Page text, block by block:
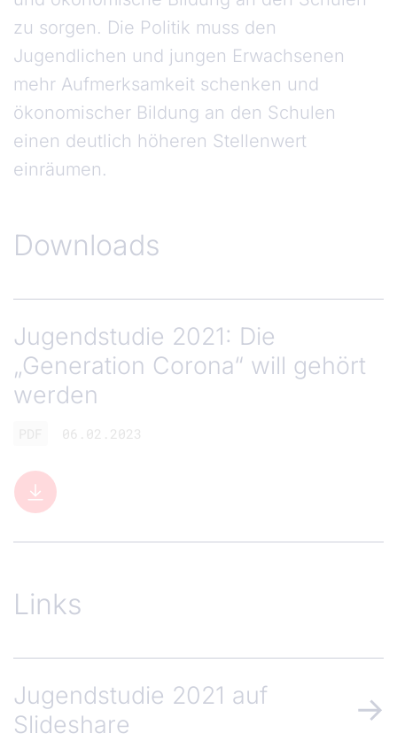
zu sorgen. Die Politik muss den
Jugendlichen und jungen Erwachsenen
mehr Aufmerksamkeit schenken und
ökonomischer Bildung an den Schulen
einen deutlich höheren Stellenwert
einräumen.
Downloads
Jugendstudie 2021: Die
„Generation Corona“ will gehört
werden
06.02.2023
Links
Jugendstudie 2021 auf
Slideshare